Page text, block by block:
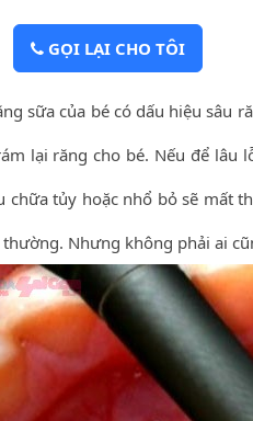
GỌI LẠI CHO TÔI
sữa của bé có dấu hiệu sâu
lại răng cho bé. Nếu để
chữa tủy hoặc nhổ bỏ sẽ mất
Nhưng không phải ai